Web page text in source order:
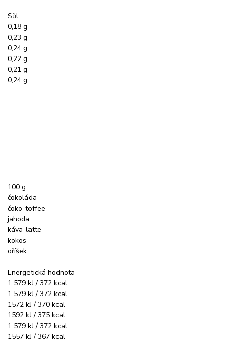
Sůl
0,18 g
0,23 g
0,24 g
0,22 g
0,21 g
0,24 g
100 g
čokoláda
čoko-toffee
jahoda
káva-latte
kokos
oříšek
Energetická hodnota
1 579 kJ / 372 kcal
1 579 kJ / 372 kcal
1572 kJ / 370 kcal
1592 kJ / 375 kcal
1 579 kJ / 372 kcal
1557 kJ / 367 kcal